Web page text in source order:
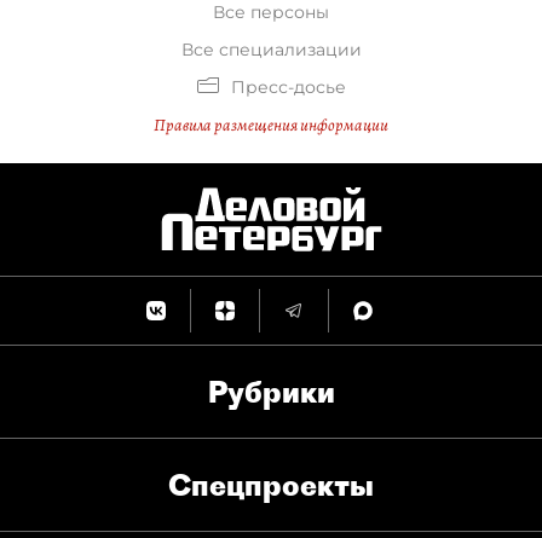
Все персоны
Все специализации
Пресс-досье
Правила размещения информации
Рубрики
Спец­проекты